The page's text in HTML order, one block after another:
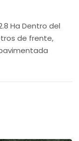
Ha Dentro del
de frente,